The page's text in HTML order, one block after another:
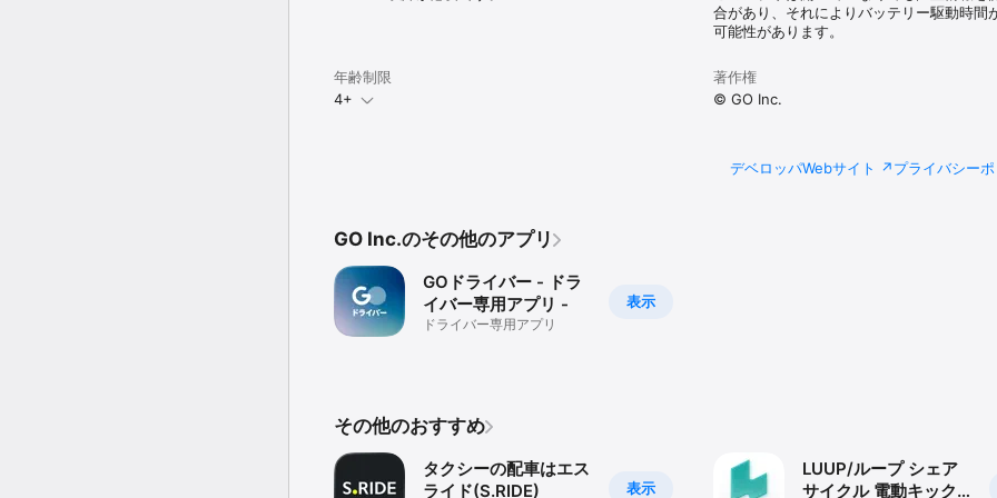
・周辺に利用可能なタクシーがない場合は配車をお受け出来ない場合があります
・利用できるクレジットカードは Visa / Mastercard / JCB / American Express / Diners Clubとな
・タクシーの到着予測時刻はその時点における予測であり、交通状況等により変動する場合がありま
・クーポンはGO Payを選択した場合のみご利用いただけます
・乗るたび500円クーポンがもらえる、「GOする！キャンペーン（新規限定/月間3回まで)」は日本
号でアカウント認証したユーザーのみが対象となります
合があり、それによりバッテリー駆動時間
可能性があります。
年齢制限
4+
著作権
© GO Inc.
デベロッパWebサイト プライバシー
GO Inc.のその他のアプリ
表示
GOドライバー - ドラ
イバー専用アプリ -
ドライバー専用アプリ
その他のおすすめ
表示
タクシーの配車はエス
ライド(S.RIDE)
LUUP/ループ シェア
サイクル 電動キック